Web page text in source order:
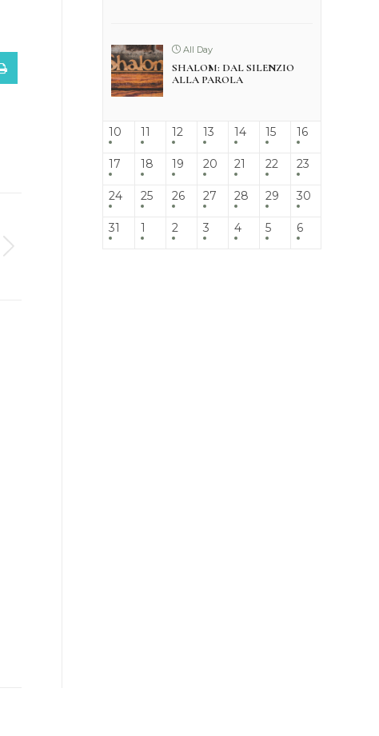
All Day
SHALOM: DAL SILENZIO
ALLA PAROLA
10 11 12 13 14 15 16
17 18 19 20 21 22 23
24 25 26 27 28 29 30
31 1 2 3 4 5 6